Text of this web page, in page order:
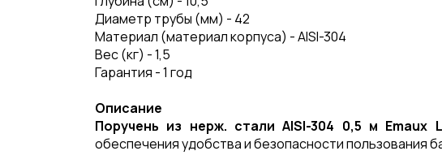
Диаметр трубы (мм) - 42
Материал (материал корпуса) - AISI-304
Вес (кг) - 1,5
Гарантия - 1 год
Описание
Поручень из нерж. стали AISI-304 0,5 м Emaux
обеспечения удобства и безопасности пользования